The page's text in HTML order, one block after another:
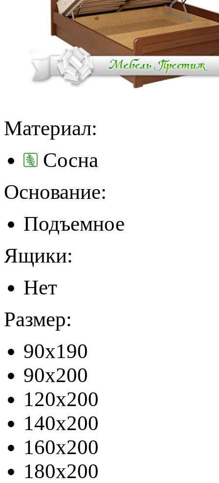
Материал:
Сосна
Основание:
Подъемное
Ящики:
Нет
Размер:
90x190
90x200
120x200
140x200
160x200
180x200